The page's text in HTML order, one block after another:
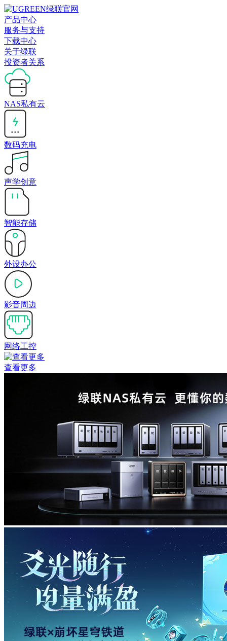
产品中心
服务与支持
下载中心
关于绿联
投资者关系
NAS私有云
数码充电
声学创意
智能存储
外设办公
影音周边
网络工控
查看更多